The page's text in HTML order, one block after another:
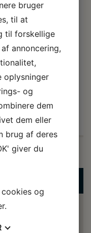
og vise frem.
det samme var vi
bruger
til at
til forskellige
annoncering,
oplysninger
og
dem
dem eller
brug af deres
giver du
og
.